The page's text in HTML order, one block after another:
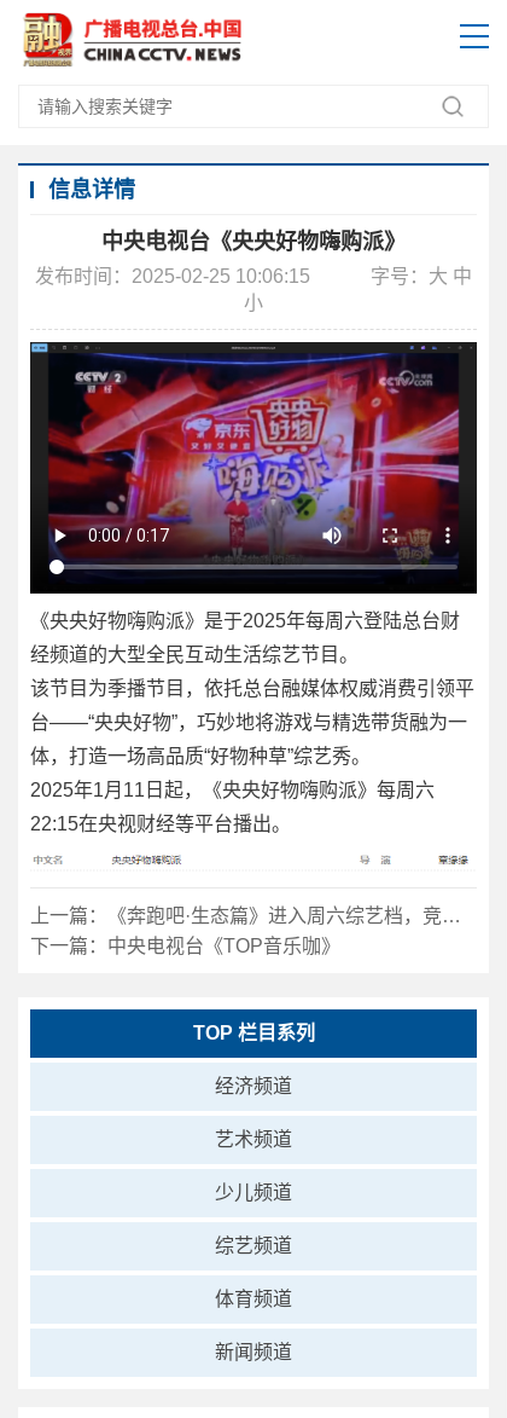
信息详情
中央电视台《央央好物嗨购派》
发布时间：2025-02-25 10:06:15 字号： 大 中
小
《央央好物嗨购派》是于2025年每周六登陆总台财
经频道的大型全民互动生活综艺节目。
该节目为季播节目，依托总台融媒体权威消费引领平
台——“央央好物”，巧妙地将游戏与精选带货融为一
体，打造一场高品质“好物种草”综艺秀。
2025年1月11日起，《央央好物嗨购派》每周六
22:15在央视财经等平台播出。
上一篇：
《奔跑吧·生态篇》进入周六综艺档，竞争《你好，星期六》？
下一篇： 中央电视台《TOP音乐咖》
TOP 栏目系列
经济频道
艺术频道
少儿频道
综艺频道
体育频道
新闻频道